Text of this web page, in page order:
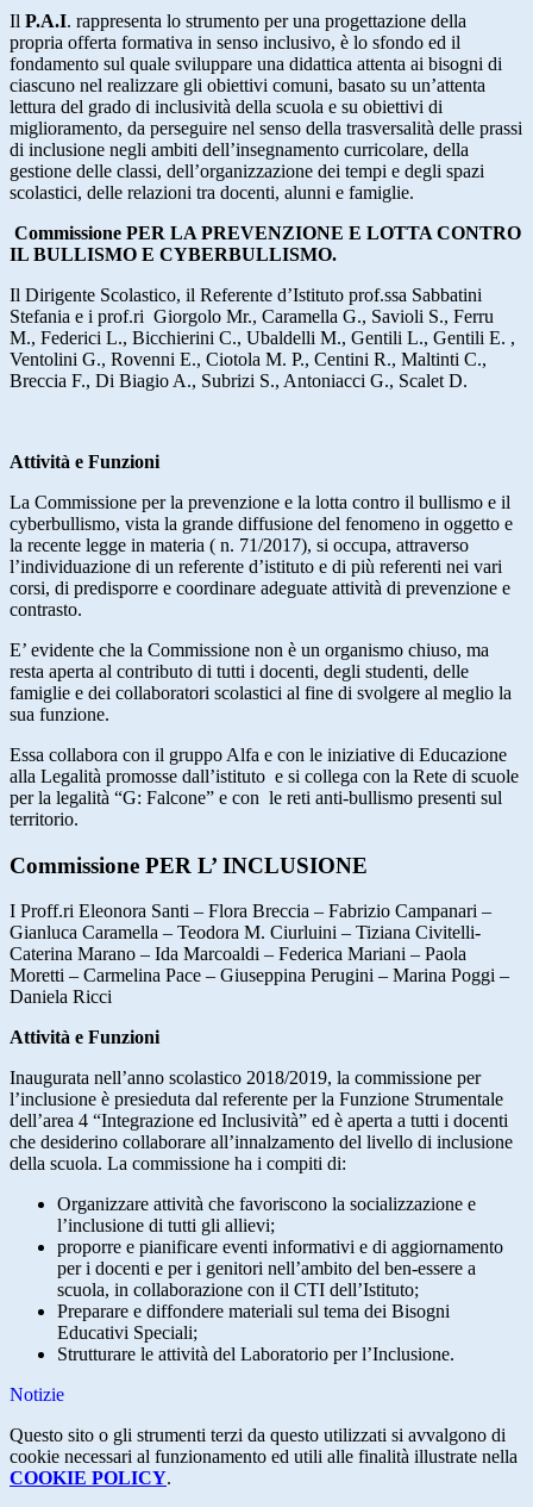
Il P.A.I. rappresenta lo strumento per una progettazione della
propria offerta formativa in senso inclusivo, è lo sfondo ed il
fondamento sul quale sviluppare una didattica attenta ai bisogni di
ciascuno nel realizzare gli obiettivi comuni, basato su un’attenta
lettura del grado di inclusività della scuola e su obiettivi di
miglioramento, da perseguire nel senso della trasversalità delle prassi
di inclusione negli ambiti dell’insegnamento curricolare, della
gestione delle classi, dell’organizzazione dei tempi e degli spazi
scolastici, delle relazioni tra docenti, alunni e famiglie.
Commissione PER LA PREVENZIONE E LOTTA CONTRO
IL BULLISMO E CYBERBULLISMO.
Il Dirigente Scolastico, il Referente d’Istituto prof.ssa Sabbatini
Stefania e i prof.ri Giorgolo Mr., Caramella G., Savioli S., Ferru
M., Federici L., Bicchierini C., Ubaldelli M., Gentili L., Gentili E. ,
Ventolini G., Rovenni E., Ciotola M. P., Centini R., Maltinti C.,
Breccia F., Di Biagio A., Subrizi S., Antoniacci G., Scalet D.
Attività e Funzioni
La Commissione per la prevenzione e la lotta contro il bullismo e il
cyberbullismo, vista la grande diffusione del fenomeno in oggetto e
la recente legge in materia ( n. 71/2017), si occupa, attraverso
l’individuazione di un referente d’istituto e di più referenti nei vari
corsi, di predisporre e coordinare adeguate attività di prevenzione e
contrasto.
E’ evidente che la Commissione non è un organismo chiuso, ma
resta aperta al contributo di tutti i docenti, degli studenti, delle
famiglie e dei collaboratori scolastici al fine di svolgere al meglio la
sua funzione.
Essa collabora con il gruppo Alfa e con le iniziative di Educazione
alla Legalità promosse dall’istituto e si collega con la Rete di scuole
per la legalità “G: Falcone” e con le reti anti-bullismo presenti sul
territorio.
Commissione PER L’ INCLUSIONE
I Proff.ri Eleonora Santi – Flora Breccia – Fabrizio Campanari –
Gianluca Caramella – Teodora M. Ciurluini – Tiziana Civitelli-
Caterina Marano – Ida Marcoaldi – Federica Mariani – Paola
Moretti – Carmelina Pace – Giuseppina Perugini – Marina Poggi –
Daniela Ricci
Attività e Funzioni
Inaugurata nell’anno scolastico 2018/2019, la commissione per
l’inclusione è presieduta dal referente per la Funzione Strumentale
dell’area 4 “Integrazione ed Inclusività” ed è aperta a tutti i docenti
che desiderino collaborare all’innalzamento del livello di inclusione
della scuola. La commissione ha i compiti di:
Organizzare attività che favoriscono la socializzazione e
l’inclusione di tutti gli allievi;
proporre e pianificare eventi informativi e di aggiornamento
per i docenti e per i genitori nell’ambito del ben-essere a
scuola, in collaborazione con il CTI dell’Istituto;
Preparare e diffondere materiali sul tema dei Bisogni
Educativi Speciali;
Strutturare le attività del Laboratorio per l’Inclusione.
Notizie
Questo sito o gli strumenti terzi da questo utilizzati si avvalgono di
cookie necessari al funzionamento ed utili alle finalità illustrate nella
COOKIE POLICY.